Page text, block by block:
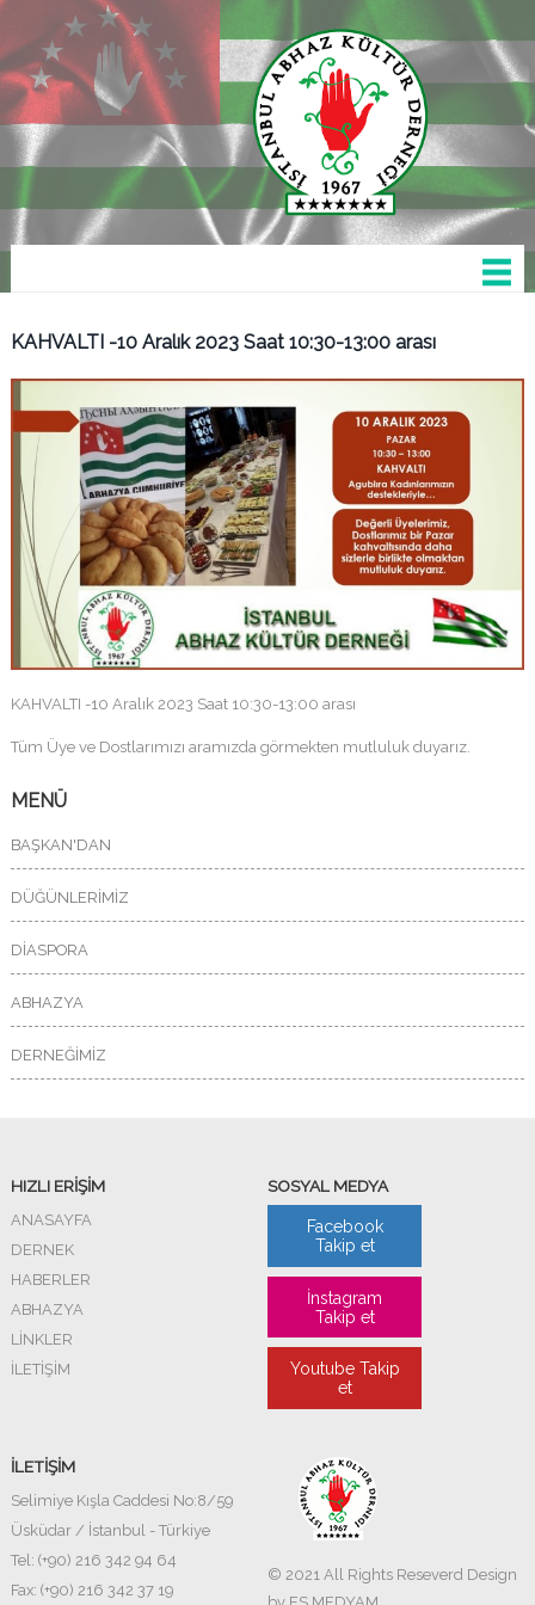
KAHVALTI -10 Aralık 2023 Saat 10:30-13:00 arası
KAHVALTI -10 Aralık 2023 Saat 10:30-13:00 arası
Tüm Üye ve Dostlarımızı aramızda görmekten mutluluk duyarız.
MENÜ
BAŞKAN'DAN
DÜĞÜNLERİMİZ
DİASPORA
ABHAZYA
DERNEĞİMİZ
HIZLI ERİŞİM
ANASAYFA
DERNEK
HABERLER
ABHAZYA
LİNKLER
İLETİŞİM
SOSYAL MEDYA
Facebook
Takip et
İnstagram
Takip et
Youtube Takip
et
İLETİŞİM
Selimiye Kışla Caddesi No:8/59
Üsküdar / İstanbul - Türkiye
Tel: (+90) 216 342 94 64
Fax: (+90) 216 342 37 19
© 2021 All Rights Reseverd Design